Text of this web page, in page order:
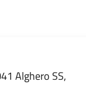
Alghero SS,